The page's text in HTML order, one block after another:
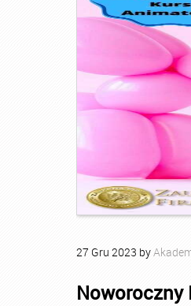
27 Gru 2023 by
Noworoczny